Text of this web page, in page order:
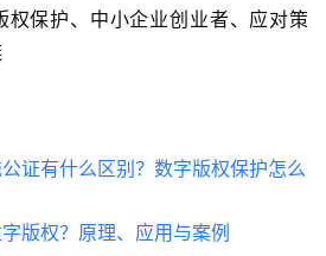
权保护、中小企业创业者、应对策
证有什么区别？数字版权保护怎么
版权？原理、应用与案例